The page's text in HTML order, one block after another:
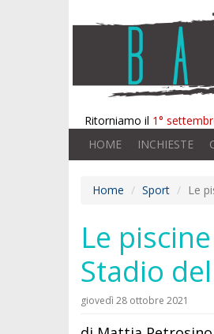
Ritorniamo il 1°
HOME INCHIESTE
Home Sport Le
Le
Stadio
giovedì 28 ottobre 2021